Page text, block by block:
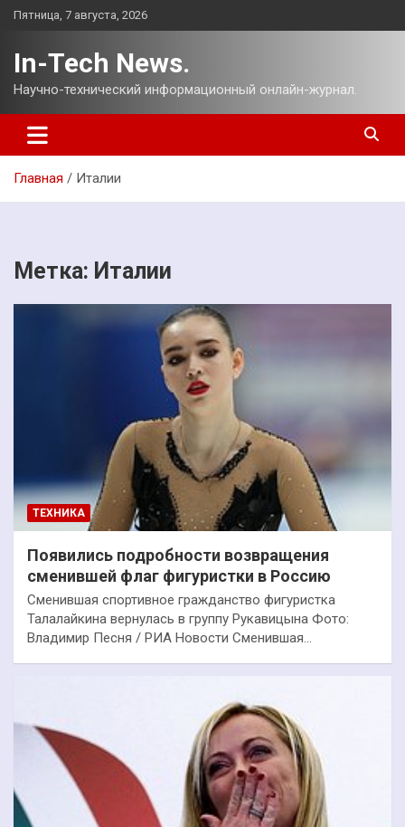
Перейти
Пятница, 7 августа, 2026
In-Tech News.
Научно-технический информационный онлайн-журнал.
Главная Италии
Метка: Италии
ТЕХНИКА
Появились подробности возвращения
сменившей флаг фигуристки в Россию
Сменившая спортивное гражданство фигуристка
Талалайкина вернулась в группу Рукавицына Фото:
Владимир Песня / РИА Новости Сменившая…